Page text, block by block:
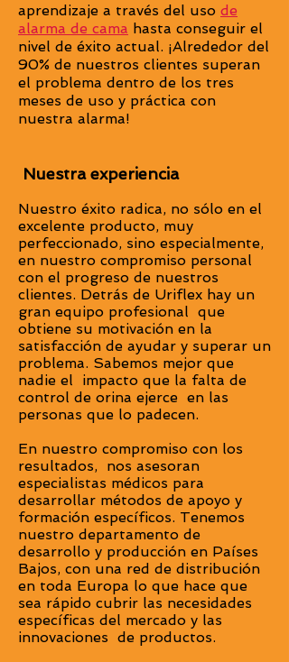
aprendizaje a través del uso de
alarma de cama hasta conseguir el
nivel de éxito actual. ¡Alrededor del
90% de nuestros clientes superan
el problema dentro de los tres
meses de uso y práctica con
nuestra alarma!
Nuestra experiencia
Nuestro éxito radica, no sólo en el
excelente producto, muy
perfeccionado, sino especialmente,
en nuestro compromiso personal
con el progreso de nuestros
clientes. Detrás de Uriflex hay un
gran equipo profesional que
obtiene su motivación en la
satisfacción de ayudar y superar un
problema. Sabemos mejor que
nadie el impacto que la falta de
control de orina ejerce en las
personas que lo padecen.
En nuestro compromiso con los
resultados, nos asesoran
especialistas médicos para
desarrollar métodos de apoyo y
formación específicos. Tenemos
nuestro departamento de
desarrollo y producción en Países
Bajos, con una red de distribución
en toda Europa lo que hace que
sea rápido cubrir las necesidades
específicas del mercado y las
innovaciones de productos.